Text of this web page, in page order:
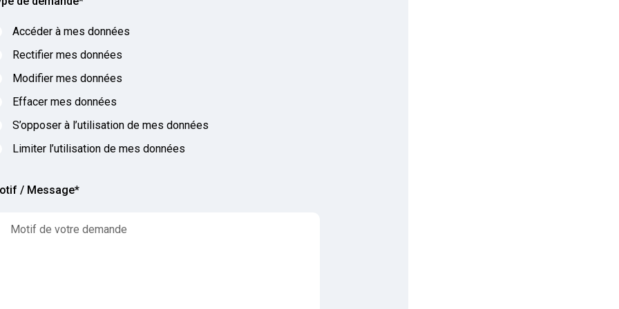
Accéder à mes données
Rectifier mes données
Modifier mes données
Effacer mes données
S’opposer à l’utilisation de mes données
Limiter l’utilisation de mes données
/ Message*